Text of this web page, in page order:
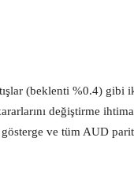
(beklenti %0.4) gibi
değiştirme
ve tüm AUD